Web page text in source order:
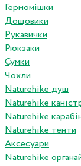
Гермомішки
Дощовики
Рукавички
Рюкзаки
Сумки
Чохли
Naturehike душ
Naturehike
Naturehike
Naturehike тенти
Аксесуари
Naturehike